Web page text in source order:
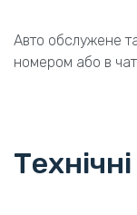
Авто обслужене
номером або в